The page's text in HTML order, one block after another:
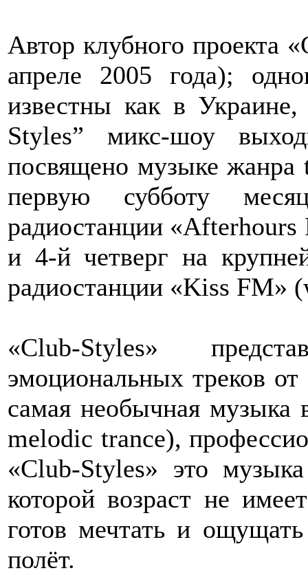
Автор клубного проекта
апреле 2005 года);
известны как в
Styles” микс-шоу
посвящено музыке
первую субботу
радиостанции
и 4-й четверг на
радиостанции «Kiss FM»
«Club-Styles»
эмоциональных треков
самая необычная
melodic trance),
«Club-Styles» это
которой возраст не
готов мечтать и
полёт.